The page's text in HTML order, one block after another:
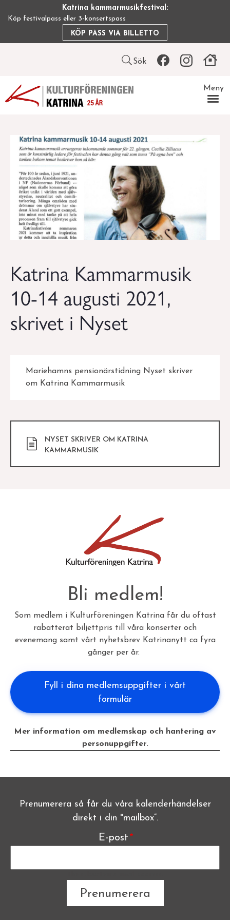
till
Katrina kammarmusikfestival:
Köp festivalpass eller 3-konsertspass
KÖP PASS VIA BILLETTO
Leaderboard
Sök
Meny
Katrina Kammarmusik
10-14 augusti 2021,
skrivet i Nyset
Mariehamns pensionärstidning Nyset skriver
om Katrina Kammarmusik
NYSET SKRIVER OM KATRINA
KAMMARMUSIK
Bli medlem!
Som medlem i Kulturföreningen Katrina får du oftast
rabatterat biljettpris till våra konserter och
evenemang samt vårt nyhetsbrev Katrinanytt ca fyra
gånger per år.
Fyll i dina medlemsuppgifter i vårt
formulär
Mer information om medlemskap och hantering av
personuppgifter.
E-post
Prenumerera så får du våra kalenderhändelser
direkt i din "mailbox”.